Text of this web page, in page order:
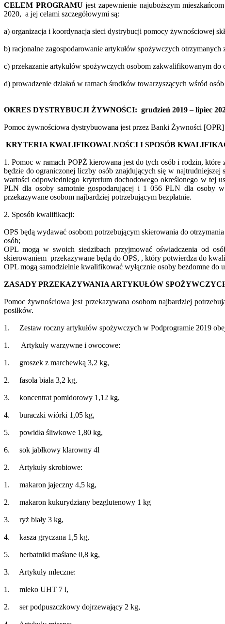
CELEM PROGRAMU jest zapewnienie najuboższym
2020, a jej celami szczegółowymi są:
a) organizacja i koordynacja sieci dystrybucji pomocy żywnościowej
b) racjonalne zagospodarowanie artykułów spożywczych
c) przekazanie artykułów spożywczych osobom zakwalifikowanym
d) prowadzenie działań w ramach środków towarzyszących wśród
OKRES DYSTRYBUCJI ŻYWNOŚCI: grudzień 2019 – lipiec
Pomoc żywnościowa dystrybuowana jest przez Banki Żywności
KRYTERIA KWALIFIKOWALNOŚCI I SPOSÓB
1. Pomoc w ramach POPŻ kierowana jest do tych osób i rodzin,
będzie do ograniczonej liczby osób znajdujących się w
wartości odpowiedniego kryterium dochodowego określonego w tej
PLN dla osoby samotnie gospodarującej i 1 056 PLN dla osoby w
przekazywane osobom najbardziej potrzebującym bezpłatnie.
2. Sposób kwalifikacji:
OPS będą wydawać osobom potrzebującym skierowania do
osób;
OPL mogą w swoich siedzibach przyjmować oświadczenia od
skierowaniem przekazywane będą do OPS, , który potwierdza do
OPL mogą samodzielnie kwalifikować wyłącznie osoby bezdomne
ZASADY PRZEKAZYWANIA ARTYKUŁÓW
Pomoc żywnościowa jest przekazywana osobom najbardziej
posiłków.
1. Zestaw roczny artykułów spożywczych w Podprogramie 2019
1. Artykuły warzywne i owocowe:
1. groszek z marchewką 3,2 kg,
2. fasola biała 3,2 kg,
3. koncentrat pomidorowy 1,12 kg,
4. buraczki wiórki 1,05 kg,
5. powidła śliwkowe 1,80 kg,
6. sok jabłkowy klarowny 4l
2. Artykuły skrobiowe:
1. makaron jajeczny 4,5 kg,
2. makaron kukurydziany bezglutenowy 1 kg
3. ryż biały 3 kg,
4. kasza gryczana 1,5 kg,
5. herbatniki maślane 0,8 kg,
3. Artykuły mleczne:
1. mleko UHT 7 l,
2. ser podpuszczkowy dojrzewający 2 kg,